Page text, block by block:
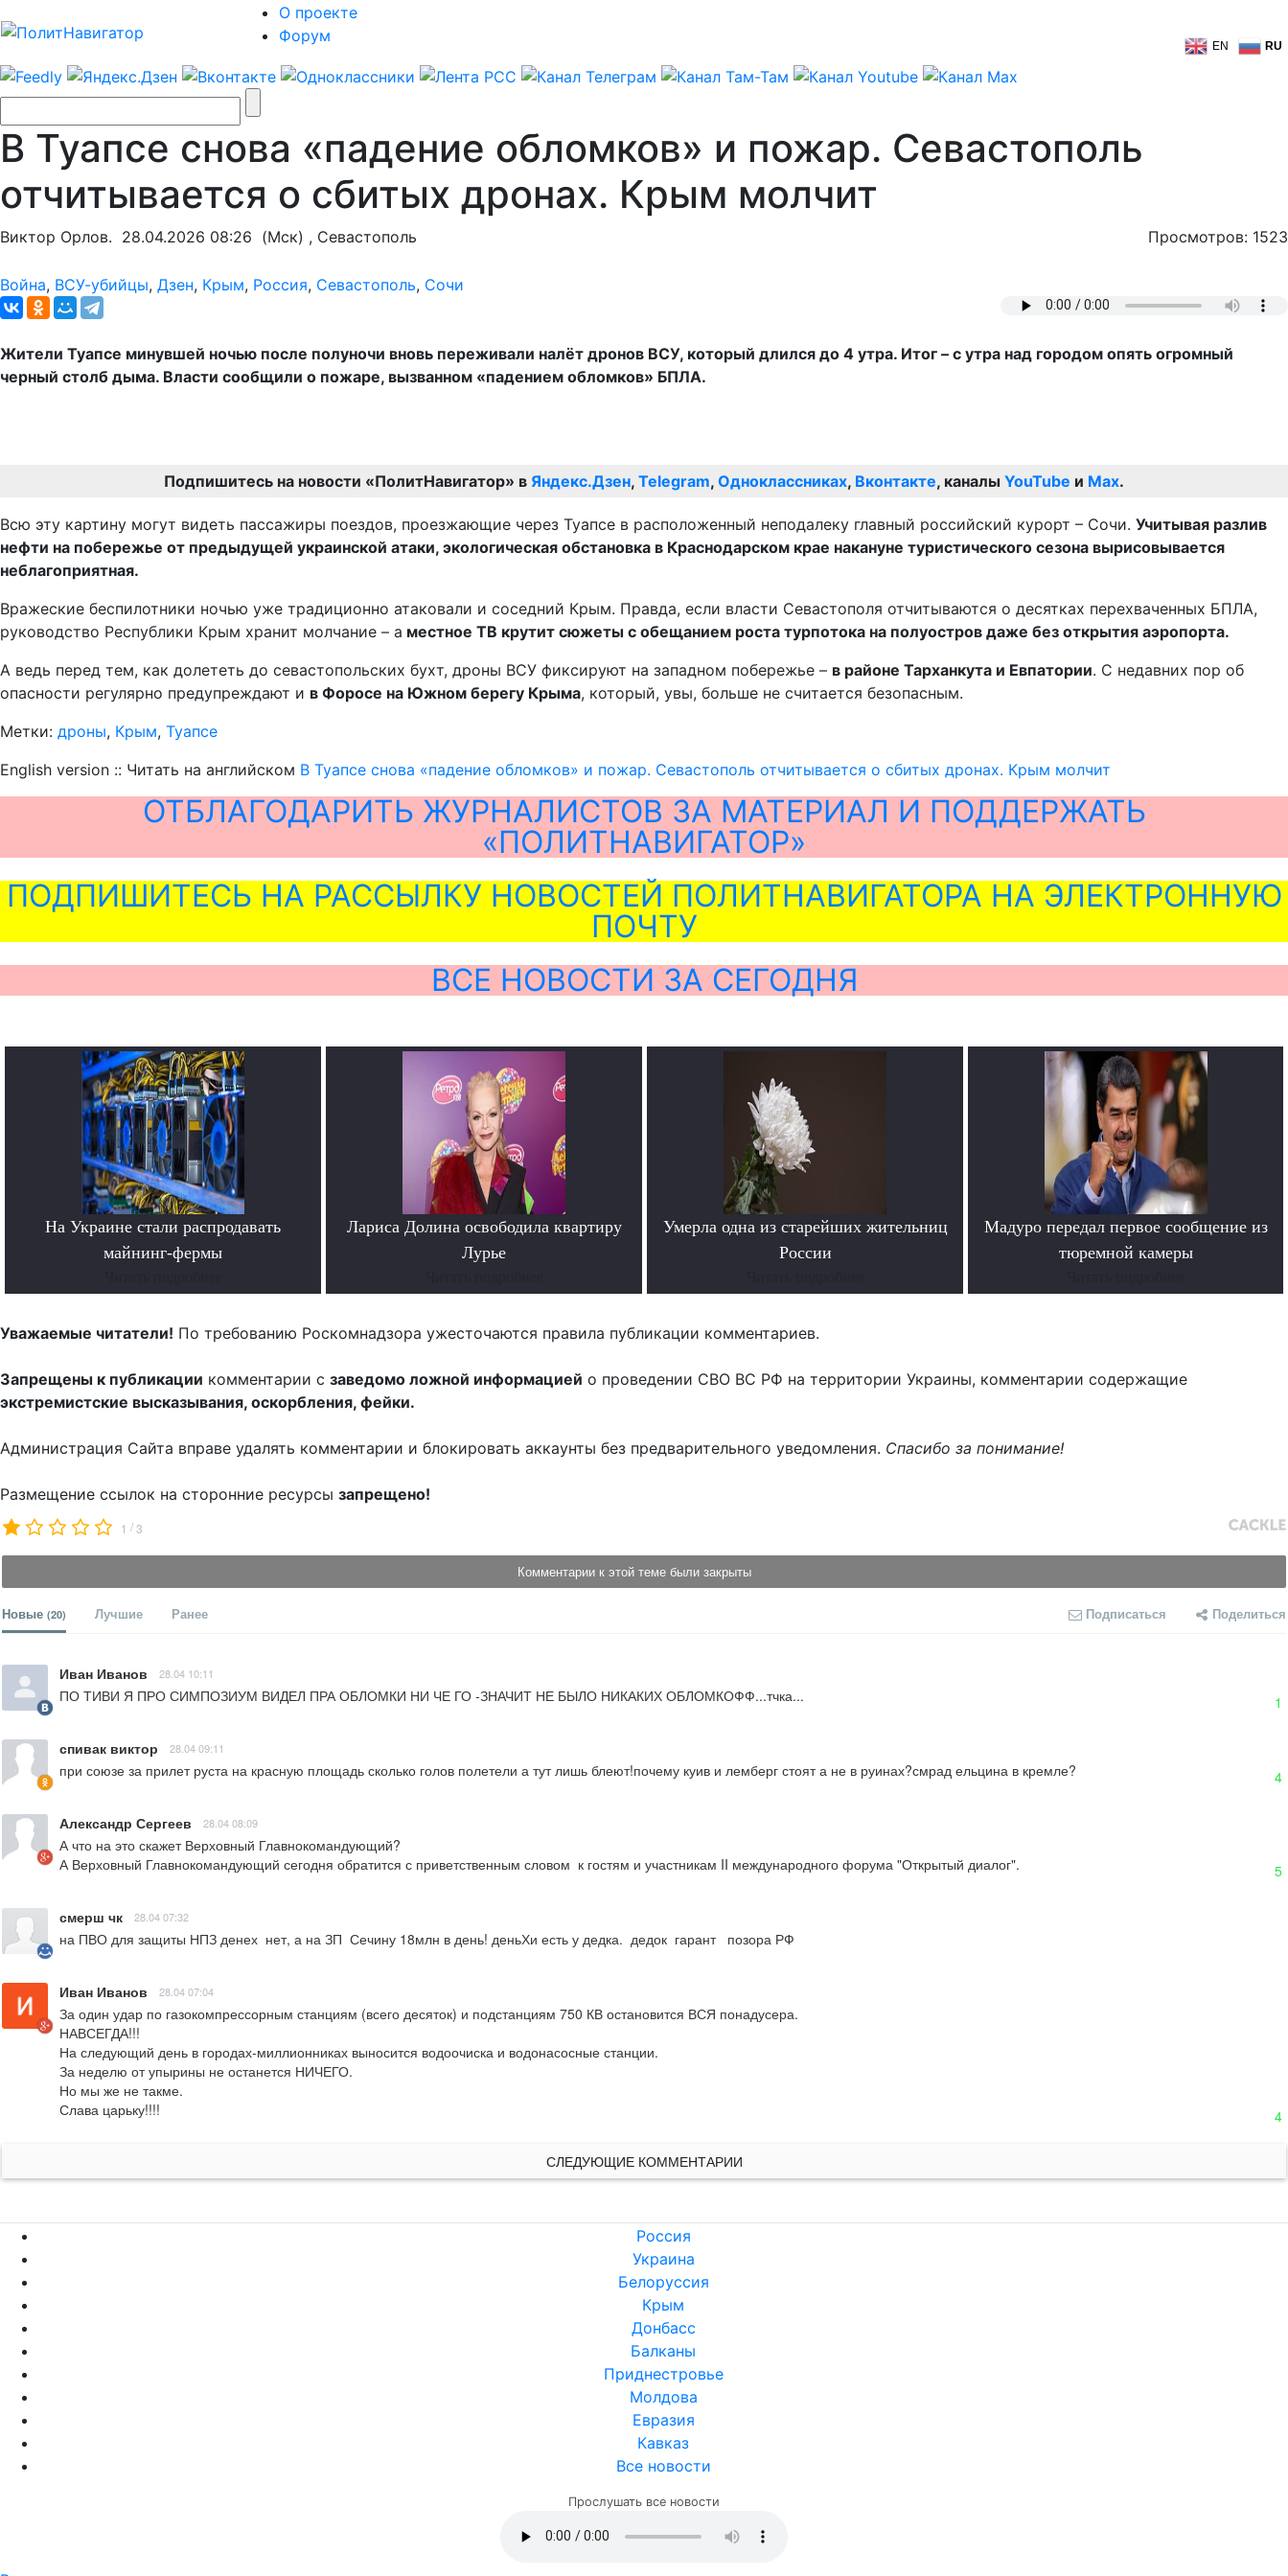
О проекте
Форум
EN RU
В Туапсе снова «падение обломков» и пожар. Севастополь
отчитывается о сбитых дронах. Крым молчит
Виктор Орлов. 28.04.2026 08:26 (Мск) , Севастополь Просмотров: 1523
Война, ВСУ-убийцы, Дзен, Крым, Россия, Севастополь, Сочи
Жители Туапсе минувшей ночью после полуночи вновь переживали налёт дронов ВСУ, который длился до 4 утра. Итог – с утра над городом опять огромный
черный столб дыма. Власти сообщили о пожаре, вызванном «падением обломков» БПЛА.
Подпишитесь на новости «ПолитНавигатор» в Яндекс.Дзен, Telegram, Одноклассниках, Вконтакте, каналы YouTube и Max.
Всю эту картину могут видеть пассажиры поездов, проезжающие через Туапсе в расположенный неподалеку главный российский курорт – Сочи. Учитывая разлив
нефти на побережье от предыдущей украинской атаки, экологическая обстановка в Краснодарском крае накануне туристического сезона вырисовывается
неблагоприятная.
Вражеские беспилотники ночью уже традиционно атаковали и соседний Крым. Правда, если власти Севастополя отчитываются о десятках перехваченных БПЛА,
руководство Республики Крым хранит молчание – а местное ТВ крутит сюжеты с обещанием роста турпотока на полуостров даже без открытия аэропорта.
А ведь перед тем, как долететь до севастопольских бухт, дроны ВСУ фиксируют на западном побережье – в районе Тарханкута и Евпатории. С недавних пор об
опасности регулярно предупреждают и в Форосе на Южном берегу Крыма, который, увы, больше не считается безопасным.
Метки: дроны, Крым, Туапсе
English version :: Читать на английском В Туапсе снова «падение обломков» и пожар. Севастополь отчитывается о сбитых дронах. Крым молчит
ОТБЛАГОДАРИТЬ ЖУРНАЛИСТОВ ЗА МАТЕРИАЛ И ПОДДЕРЖАТЬ
«ПОЛИТНАВИГАТОР»
ПОДПИШИТЕСЬ НА РАССЫЛКУ НОВОСТЕЙ ПОЛИТНАВИГАТОРА НА ЭЛЕКТРОННУЮ
ПОЧТУ
ВСЕ НОВОСТИ ЗА СЕГОДНЯ
На Украине стали распродавать
майнинг-фермы
Лариса Долина освободила квартиру
Лурье
Умерла одна из старейших жительниц
России
Мадуро передал первое сообщение из
тюремной камеры
Уважаемые читатели! По требованию Роскомнадзора ужесточаются правила публикации комментариев.
Запрещены к публикации комментарии с заведомо ложной информацией о проведении СВО ВС РФ на территории Украины, комментарии содержащие
экстремистские высказывания, оскорбления, фейки.
Администрация Сайта вправе удалять комментарии и блокировать аккаунты без предварительного уведомления. Спасибо за понимание!
Размещение ссылок на сторонние ресурсы запрещено!
1 /3
Комментарии к этой теме были закрыты
Новые (20) Лучшие Ранее Подписаться Поделиться
Иван Иванов 28.04 10:11
ПО ТИВИ Я ПРО СИМПОЗИУМ ВИДЕЛ ПРА ОБЛОМКИ НИ ЧЕ ГО -ЗНАЧИТ НЕ БЫЛО НИКАКИХ ОБЛОМКОФФ...тчка... 1
спивак виктор 28.04 09:11
при союзе за прилет руста на красную площадь сколько голов полетели а тут лишь блеют!почему куив и лемберг стоят а не в руинах?смрад ельцина в кремле? 4
Александр Сергеев 28.04 08:09
А что на это скажет Верховный Главнокомандующий?
А Верховный Главнокомандующий сегодня обратится с приветственным словом  к гостям и участникам II международного форума "Открытый диалог".
5
смерш чк 28.04 07:32
на ПВО для защиты НПЗ денех  нет, а на ЗП  Сечину 18млн в день! деньХи есть у дедка.  дедок  гарант   позора РФ
Иван Иванов 28.04 07:04
За один удар по газокомпрессорным станциям (всего десяток) и подстанциям 750 КВ остановится ВСЯ понадусера.
НАВСЕГДА!!!
На следующий день в городах-миллионниках выносится водоочиска и водонасосные станции.
За неделю от упырины не останется НИЧЕГО.
Но мы же не такме.
Слава царьку!!!!
4
СЛЕДУЮЩИЕ КОММЕНТАРИИ
Россия
Украина
Белоруссия
Крым
Донбасс
Балканы
Приднестровье
Молдова
Евразия
Кавказ
Все новости
Прослушать все новости